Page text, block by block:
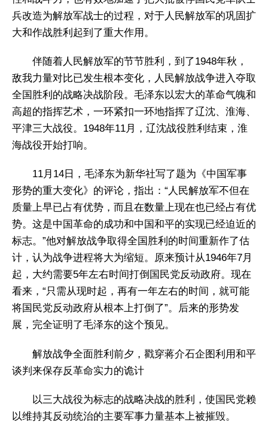
兵改造为解放军战士的过程，对于人民解放军的巩固扩
大和作战胜利起到了重大作用。
伴随着人民解放军的节节胜利，到了1948年秋，
敌我力量对比已发生根本变化，人民解放战争进入夺取
全国胜利的战略决战阶段。毛泽东以宏大的革命气魄和
高超的指挥艺术，一环紧扣一环地指挥了辽沈、淮海、
平津三大战役。1948年11月，辽沈战役胜利结束，淮
海战役开始打响。
11月14日，毛泽东为新华社写了题为《中国军事
形势的重大变化》的评论，指出：“人民解放军不但在
质量上早已占有优势，而且在数量上现在也已经占有优
势。这是中国革命的成功和中国和平的实现已经迫近的
标志。”他对解放战争取得全国胜利的时间重新作了估
计，认为战争进程将大为缩短。原来预计从1946年7月
起，大约需要5年左右时间打倒国民党反动政府。现在
看来，“只需从现时起，再有一年左右的时间，就可能
将国民党反动政府从根本上打倒了”。后来的形势发
展，完全证明了毛泽东的这个预见。
解放战争全面胜利前夕，戳穿蒋介石企图利用和平
谈判来保存反革命实力的诡计
以三大战役为标志的战略决战的胜利，使国民党赖
以维持其反动统治的主要军事力量基本上被摧毁。